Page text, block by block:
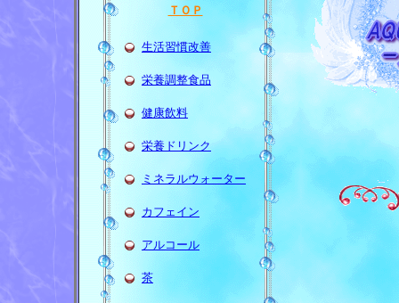
ＴＯＰ
生活習慣改善
栄養調整食品
健康飲料
栄養ドリンク
ミネラルウォーター
カフェイン
アルコール
茶